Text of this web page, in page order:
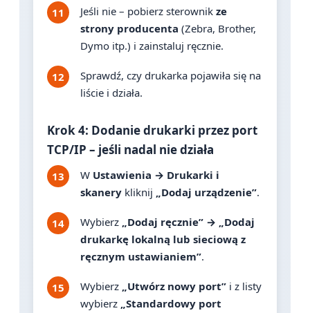
Jeśli nie – pobierz sterownik ze
strony producenta (Zebra, Brother,
Dymo itp.) i zainstaluj ręcznie.
Sprawdź, czy drukarka pojawiła się na
liście i działa.
Krok 4: Dodanie drukarki przez port
TCP/IP – jeśli nadal nie działa
W Ustawienia → Drukarki i
skanery kliknij „Dodaj urządzenie”.
Wybierz „Dodaj ręcznie” → „Dodaj
drukarkę lokalną lub sieciową z
ręcznym ustawianiem”.
Wybierz „Utwórz nowy port” i z listy
wybierz „Standardowy port